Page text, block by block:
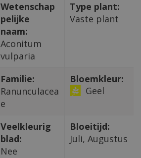
Wetenschap
pelijke
naam:
Aconitum
vulparia
Type plant:
Vaste plant
Familie:
Ranunculacea
e
Bloemkleur:
Geel
Veelkleurig
blad:
Nee
Bloeitijd:
Juli, Augustus